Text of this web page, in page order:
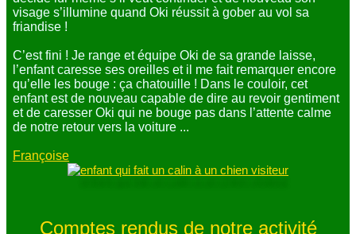
visage s’illumine quand Oki réussit à gober au vol sa
friandise !
C’est fini ! Je range et équipe Oki de sa grande laisse,
l’enfant caresse ses oreilles et il me fait remarquer encore
qu’elle les bouge : ça chatouille ! Dans le couloir, cet
enfant est de nouveau capable de dire au revoir gentiment
et de caresser Oki qui ne bouge pas dans l’attente calme
de notre retour vers la voiture ...
Françoise
Comptes rendus de notre activité